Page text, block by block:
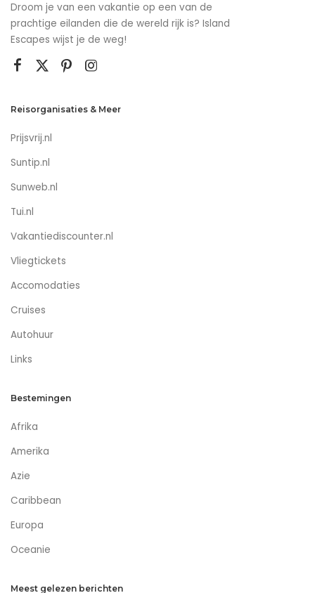
Droom je van een vakantie op een van de
prachtige eilanden die de wereld rijk is? Island
Escapes wijst je de weg!
Reisorganisaties & Meer
Prijsvrij.nl
Suntip.nl
Sunweb.nl
Tui.nl
Vakantiediscounter.nl
Vliegtickets
Accomodaties
Cruises
Autohuur
Links
Bestemingen
Afrika
Amerika
Azie
Caribbean
Europa
Oceanie
Meest gelezen berichten